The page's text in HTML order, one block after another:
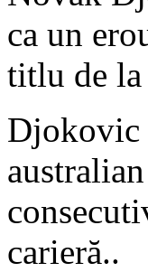
ca un
titlu de
Djokovic
carieră..